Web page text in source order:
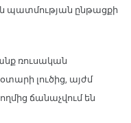
պատմության ընթացքի
ռուսական
լուծից, այժմ
ճանաչվում են